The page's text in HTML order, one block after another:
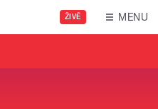
ŽIVĚ MENU